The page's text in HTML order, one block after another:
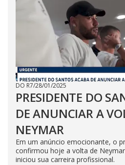
DO R7/28/01/2025
PRESIDENTE DO
DE ANUNCIAR A
NEYMAR
Em um anúncio emocionante, o
confirmou hoje a volta de
iniciou sua carreira profissional.